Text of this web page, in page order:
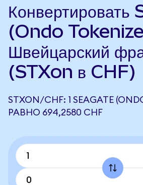
(Ondo
Швейцарский
(STXon в CHF)
STXON/CHF: 1 SEAGATE
РАВНО 694,2580 CHF